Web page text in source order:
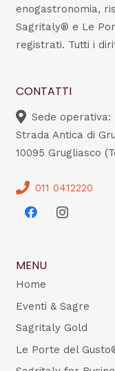
enogastronomia,
Sagritaly® e Le
registrati. Tutti i
CONTATTI
Sede operativa:
Strada Antica di
10095 Grugliasco
011 0412220
MENU
Home
Eventi & Sagre
Sagritaly Gold
Le Porte del